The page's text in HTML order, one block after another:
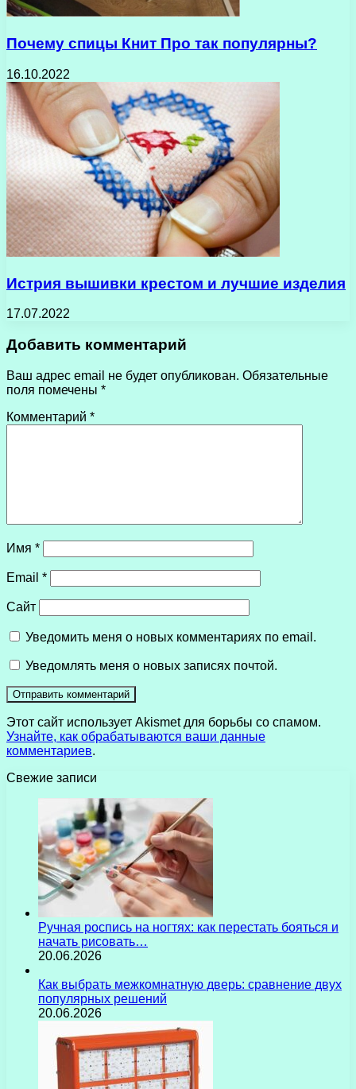
Почему спицы Книт Про так популярны?
16.10.2022
Истрия вышивки крестом и лучшие изделия
17.07.2022
Добавить комментарий
Ваш адрес email не будет опубликован. Обязательные
поля помечены *
Комментарий *
Имя *
Email *
Сайт
Уведомить меня о новых комментариях по email.
Уведомлять меня о новых записях почтой.
Этот сайт использует Akismet для борьбы со спамом.
Узнайте, как обрабатываются ваши данные
комментариев.
Свежие записи
Ручная роспись на ногтях: как перестать бояться и
начать рисовать…
20.06.2026
Как выбрать межкомнатную дверь: сравнение двух
популярных решений
20.06.2026